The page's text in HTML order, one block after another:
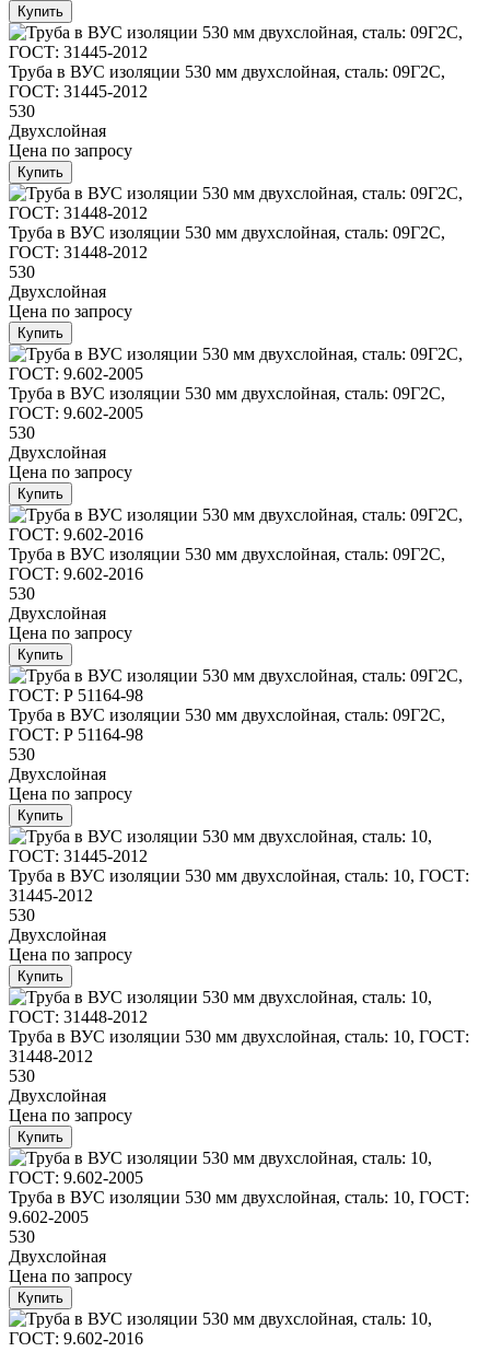
Купить
Труба в ВУС изоляции 530 мм двухслойная, сталь: 09Г2С,
ГОСТ: 31445-2012
530
Двухслойная
Цена по запросу
Купить
Труба в ВУС изоляции 530 мм двухслойная, сталь: 09Г2С,
ГОСТ: 31448-2012
530
Двухслойная
Цена по запросу
Купить
Труба в ВУС изоляции 530 мм двухслойная, сталь: 09Г2С,
ГОСТ: 9.602-2005
530
Двухслойная
Цена по запросу
Купить
Труба в ВУС изоляции 530 мм двухслойная, сталь: 09Г2С,
ГОСТ: 9.602-2016
530
Двухслойная
Цена по запросу
Купить
Труба в ВУС изоляции 530 мм двухслойная, сталь: 09Г2С,
ГОСТ: Р 51164-98
530
Двухслойная
Цена по запросу
Купить
Труба в ВУС изоляции 530 мм двухслойная, сталь: 10, ГОСТ:
31445-2012
530
Двухслойная
Цена по запросу
Купить
Труба в ВУС изоляции 530 мм двухслойная, сталь: 10, ГОСТ:
31448-2012
530
Двухслойная
Цена по запросу
Купить
Труба в ВУС изоляции 530 мм двухслойная, сталь: 10, ГОСТ:
9.602-2005
530
Двухслойная
Цена по запросу
Купить